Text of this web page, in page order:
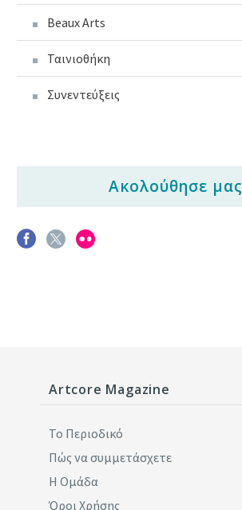
Beaux Arts
Ταινιοθήκη
Συνεντεύξεις
Ακολούθησε μας
Artcore Magazine
Το Περιοδικό
Πώς να συμμετάσχετε
Η Ομάδα
Όροι Χρήσης